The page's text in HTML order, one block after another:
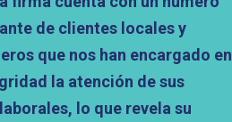
de clientes locales y
que nos han encargado en
la atención de sus
lo que revela su